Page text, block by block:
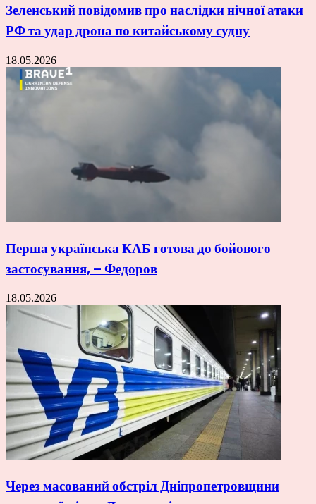
Зеленський повідомив про наслідки нічної атаки
РФ та удар дрона по китайському судну
18.05.2026
Перша українська КАБ готова до бойового
застосування, – Федоров
18.05.2026
Через масований обстріл Дніпропетровщини